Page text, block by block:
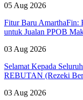
05 Aug 2026
Fitur Baru AmarthaFin:
untuk Jualan PPOB
03 Aug 2026
Selamat Kepada
REBUTAN (Rezeki
03 Aug 2026